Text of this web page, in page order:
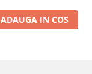
ADAUGA IN COS